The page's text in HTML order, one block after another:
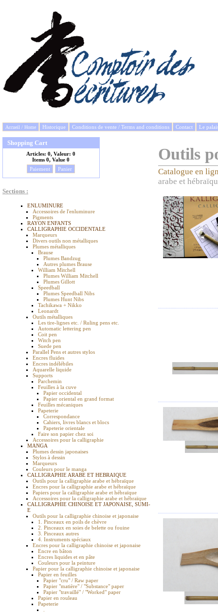
Accueil / Home Historique Conditions de vente / Terms and conditions Contact Le
Shopping Cart
Articles:0, Valeur:0
Items0, Value0
Paiement
Panier
Sections :
ENLUMINURE
Accessoires de l'enluminure
Pigments
RAYON ENFANTS
CALLIGRAPHIE OCCIDENTALE
Marqueurs
Divers outils non métalliques
Plumes métalliques
Brause
Plumes Bandzug
Autres plumes Brause
William Mitchell
Plumes William Mitchell
Plumes Gillott
Speedball
Plumes Speedball Nibs
Plumes Hunt Nibs
Tachikawa + Nikko
Leonardt
Outils métalliques
Les tire-lignes etc. / Ruling pens etc.
Automatic lettering pen
Coit pen
Witch pen
Suede pen
Parallel Pens et autres stylos
Encres fluides
Encres indélébiles
Aquarelle liquide
Supports
Parchemin
Feuilles à la cuve
Papier occidental
Papier oriental en grand format
Feuilles mécaniques
Papeterie
Correspondance
Cahiers, livres blancs et blocs
Papeterie orientale
Faire son papier chez soi
Accessoires pour la calligraphie
MANGA
Plumes dessin japonaises
Stylos à dessin
Marqueurs
Couleurs pour le manga
CALLIGRAPHIE ARABE ET HEBRAIQUE
Outils pour la calligraphie arabe et hébraïque
Encres pour la calligraphie arabe et hébraïque
Papiers pour la calligraphie arabe et hébraïque
Accessoires pour la calligraphie arabe et hébraïque
CALLIGRAPHIE CHINOISE ET JAPONAISE, SUMI-
E
Outils pour la calligraphie chinoise et japonaise
1. Pinceaux en poils de chèvre
2. Pinceaux en soies de belette ou fouine
3. Pinceaux autres
4. Instruments spéciaux
Encres pour la calligraphie chinoise et japonaise
Encre en bâton
Encres liquides et en pâte
Couleurs pour la peinture
Papier pour la calligraphie chinoise et japonaise
Papier en feuilles
Papier "cru" / Raw paper
Papier "matière" / "Substance" paper
Papier "travaillé" / "Worked" paper
Papier en rouleau
Papeterie
Outils
Catalogue en
arabe et